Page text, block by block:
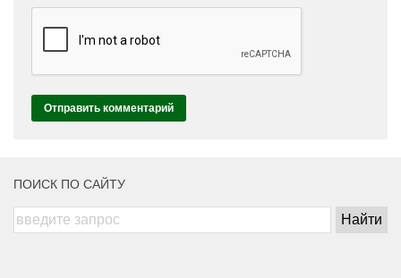
ПОИСК ПО САЙТУ